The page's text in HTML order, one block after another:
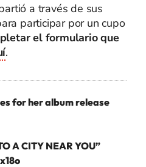
a través de sus
participar por un cupo
el formulario que
.
for her album release
A CITY NEAR YOU”